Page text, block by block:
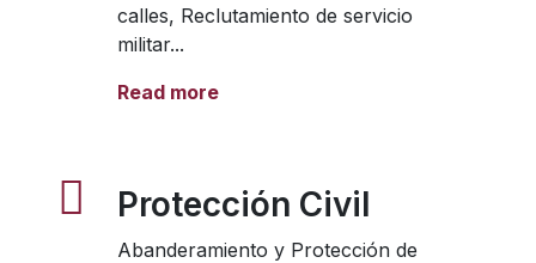
calles, Reclutamiento de servicio
militar...
Read more
Protección Civil
Abanderamiento y Protección de